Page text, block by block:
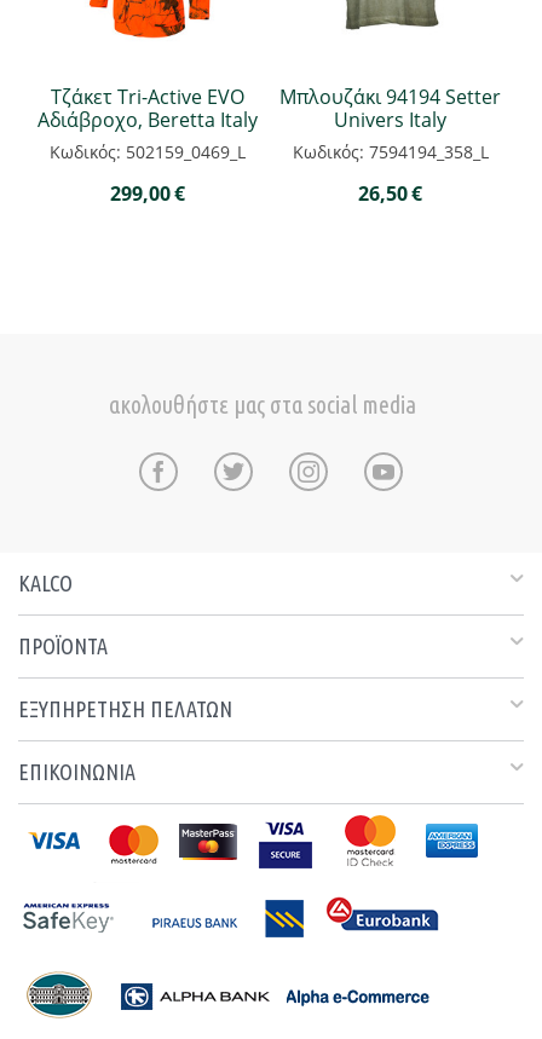
Τζάκετ Tri-Active EVO
Αδιάβροχο, Beretta Italy
Κωδικός: 502159_0469_L
299,00€
Μπλουζάκι 94194 Setter
Univers Italy
Κωδικός: 7594194_358_L
26,50€
ακολουθήστε μας στα social media
KALCO
ΠΡΟΪΟΝΤΑ
ΕΞΥΠΗΡΕΤΗΣΗ ΠΕΛΑΤΩΝ
ΕΠΙΚΟΙΝΩΝΙΑ